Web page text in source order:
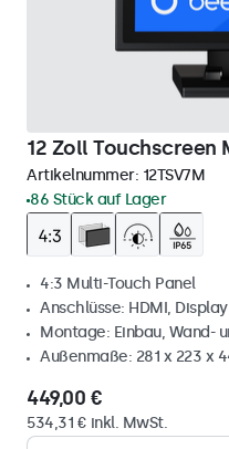
12 Zoll Touchscreen
Artikelnummer: 12TSV7M
86 Stück auf Lager
4:3 Multi-Touch Panel
Anschlüsse: HDMI,
Montage: Einbau, Wand-
Außenmaße: 281 x 223 x
449,00 €
534,31 € inkl. MwSt.